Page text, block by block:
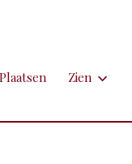
Plaatsen Zien